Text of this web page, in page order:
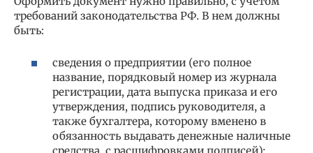
требований законодательства РФ. В нем должны
быть:
сведения о предприятии (его полное
название, порядковый номер из журнала
регистрации, дата выпуска приказа и его
утверждения, подпись руководителя, а
также бухгалтера, которому вменено в
обязанность выдавать денежные наличные